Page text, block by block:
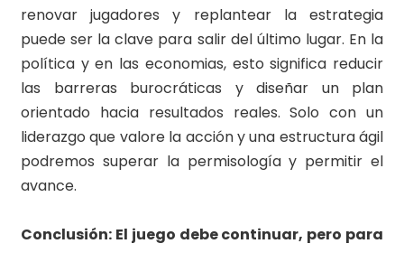
renovar jugadores y replantear la estrategia
puede ser la clave para salir del último lugar. En la
política y en las economias, esto significa reducir
las barreras burocráticas y diseñar un plan
orientado hacia resultados reales. Solo con un
liderazgo que valore la acción y una estructura ágil
podremos superar la permisología y permitir el
avance.
Conclusión: El juego debe continuar, pero para